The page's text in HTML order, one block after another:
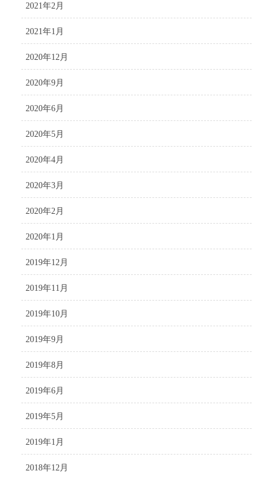
2021年2月
2021年1月
2020年12月
2020年9月
2020年6月
2020年5月
2020年4月
2020年3月
2020年2月
2020年1月
2019年12月
2019年11月
2019年10月
2019年9月
2019年8月
2019年6月
2019年5月
2019年1月
2018年12月